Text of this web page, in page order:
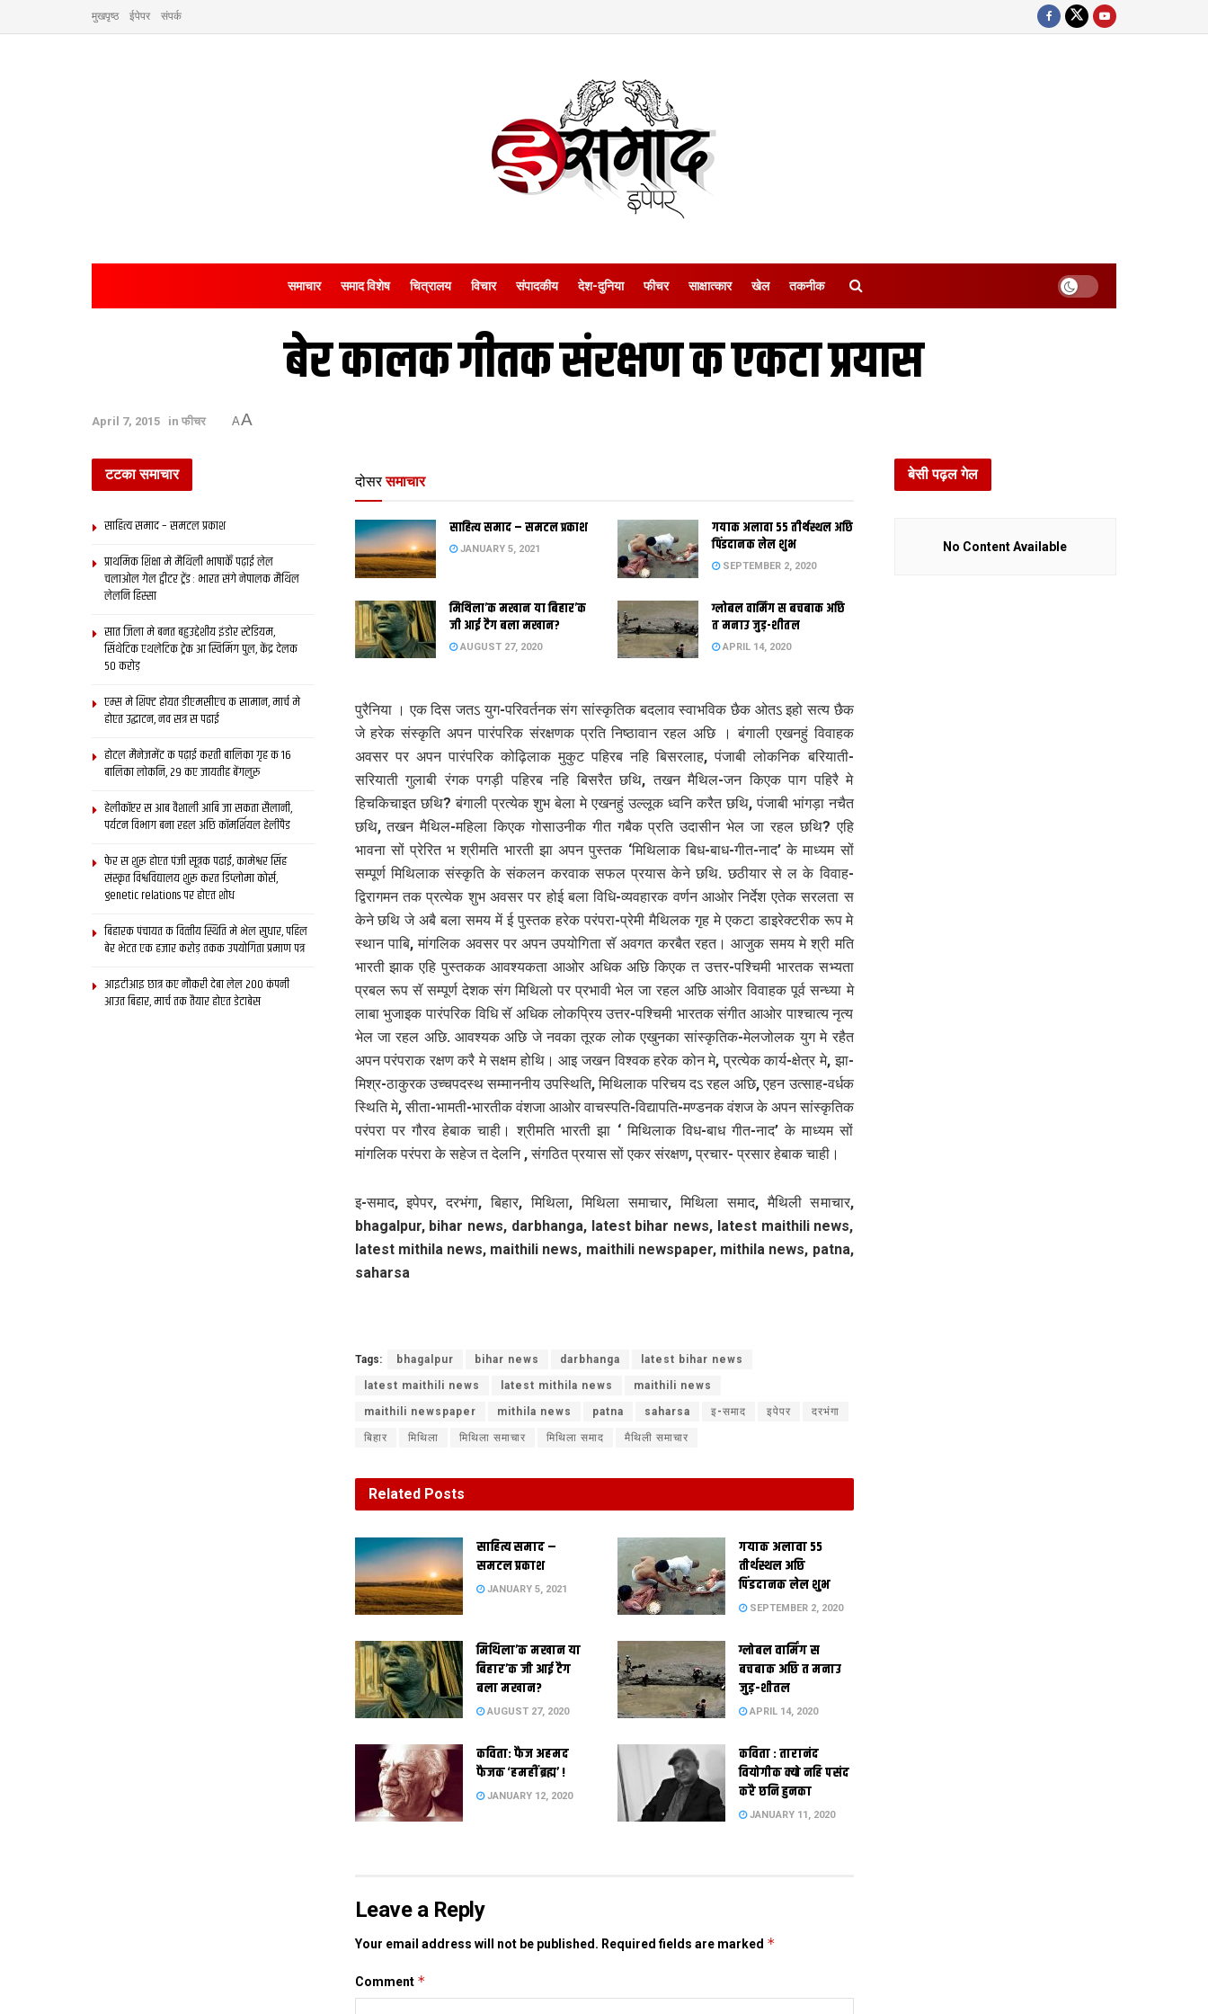
मुखपृष्ठ ईपेपर संपर्क
समाचार समाद विशेष चित्रालय विचार संपादकीय देश-दुनिया फीचर साक्षात्‍कार खेल तकनीक
बेर कालक गीतक संरक्षण क एकटा प्रयास
April 7, 2015 in फीचर AA
दोसर समाचार
साहित्य समाद – समटल प्रकाश
JANUARY 5, 2021
गयाक अलावा 55 तीर्थस्थल अछि
पिंडदानक लेल शुभ
SEPTEMBER 2, 2020
मिथिला’क मखान या बिहार’क
जी आई टैग बला मखान?
AUGUST 27, 2020
ग्लोबल वार्मिंग स बचबाक अछि
त मनाउ जुड़-शीतल
APRIL 14, 2020
पुरैनिया । एक दिस जतऽ युग-परिवर्तनक संग सांस्कृतिक बदलाव स्वाभविक छैक ओतऽ इहो सत्य छैक
जे हरेक संस्कृति अपन पारंपरिक संरक्षणक प्रति निष्ठावान रहल अछि । बंगाली एखनहुं विवाहक
अवसर पर अपन पारंपरिक कोढ़िलाक मुकुट पहिरब नहि बिसरलाह, पंजाबी लोकनिक बरियाती-
सरियाती गुलाबी रंगक पगड़ी पहिरब नहि बिसरैत छथि, तखन मैथिल-जन किएक पाग पहिरै मे
हिचकिचाइत छथि? बंगाली प्रत्येक शुभ बेला मे एखनहुं उल्लूक ध्वनि करैत छथि, पंजाबी भांगड़ा नचैत
छथि, तखन मैथिल-महिला किएक गोसाउनीक गीत गबैक प्रति उदासीन भेल जा रहल छथि? एहि
भावना सों प्रेरित भ श्रीमति भारती झा अपन पुस्तक ‘मिथिलाक बिध-बाध-गीत-नाद’ के माध्यम सों
सम्पूर्ण मिथिलाक संस्कृति के संकलन करवाक सफल प्रयास केने छथि. छठीयार से ल के विवाह-
द्विरागमन तक प्रत्येक शुभ अवसर पर होई बला विधि-व्यवहारक वर्णन आओर निर्देश एतेक सरलता स
केने छथि जे अबै बला समय में ई पुस्तक हरेक परंपरा-प्रेमी मैथिलक गृह मे एकटा डाइरेक्टरीक रूप मे
स्थान पाबि, मांगलिक अवसर पर अपन उपयोगिता सॅ अवगत करबैत रहत। आजुक समय मे श्री मति
भारती झाक एहि पुस्तकक आवश्यकता आओर अधिक अछि किएक त उत्तर-पश्चिमी भारतक सभ्यता
प्रबल रूप सॅ सम्पूर्ण देशक संग मिथिलो पर प्रभावी भेल जा रहल अछि आओर विवाहक पूर्व सन्ध्या मे
लाबा भुजाइक पारंपरिक विधि सॅ अधिक लोकप्रिय उत्तर-पश्चिमी भारतक संगीत आओर पाश्चात्य नृत्य
भेल जा रहल अछि. आवश्यक अछि जे नवका तूरक लोक एखुनका सांस्कृतिक-मेलजोलक युग मे रहैत
अपन परंपराक रक्षण करै मे सक्षम होथि। आइ जखन विश्वक हरेक कोन मे, प्रत्येक कार्य-क्षेत्र मे, झा-
मिश्र-ठाकुरक उच्चपदस्थ सम्माननीय उपस्थिति, मिथिलाक परिचय दऽ रहल अछि, एहन उत्साह-वर्धक
स्थिति मे, सीता-भामती-भारतीक वंशजा आओर वाचस्पति-विद्यापति-मण्डनक वंशज के अपन सांस्कृतिक
परंपरा पर गौरव हेबाक चाही। श्रीमति भारती झा ‘ मिथिलाक विध-बाध गीत-नाद’ के माध्यम सों
मांगलिक परंपरा के सहेज त देलनि , संगठित प्रयास सों एकर संरक्षण, प्रचार- प्रसार हेबाक चाही।
इ-समाद, इपेपर, दरभंगा, बिहार, मिथिला, मिथिला समाचार, मिथिला समाद, मैथिली समाचार,
bhagalpur, bihar news, darbhanga, latest bihar news, latest maithili news,
latest mithila news, maithili news, maithili newspaper, mithila news, patna,
saharsa
Tags: bhagalpur bihar news darbhanga latest bihar news
latest maithili news latest mithila news maithili news
maithili newspaper mithila news patna saharsa इ-समाद इपेपर दरभंगा
बिहार मिथिला मिथिला समाचार मिथिला समाद मैथिली समाचार
Related Posts
साहित्य समाद –
समटल प्रकाश
JANUARY 5, 2021
गयाक अलावा 55
तीर्थस्थल अछि
पिंडदानक लेल शुभ
SEPTEMBER 2, 2020
मिथिला’क मखान या
बिहार’क जी आई टैग
बला मखान?
AUGUST 27, 2020
ग्लोबल वार्मिंग स
बचबाक अछि त मनाउ
जुड़-शीतल
APRIL 14, 2020
कविता: फैज अहमद
फैजक ‘हमहीं ब्रह्म’ !
JANUARY 12, 2020
कविता : तारानंद
वियोगीक क्यो नहि पसंद
करै छनि हुनका
JANUARY 11, 2020
Leave a Reply
Your email address will not be published. Required fields are marked *
Comment *
टटका समाचार
साहित्य समाद – समटल प्रकाश
प्राथमिक शि‍क्षा मे मैथि‍ली भाषाकेँ पढ़ाई लेल
चलाओल गेल ट्वीटर ट्रेंड : भारत संगे नेपालक मैथिल
लेलनि हिस्सा
सात जिला मे बनत बहुउद्देशीय इंडोर स्‍टेडि‍यम,
सिंथेटिक एथलेटिक ट्रेक आ स्विमिंग पुल, केंद्र देलक
50 करोड़
एम्स मे शिफ्ट होयत डीएमसीएच क सामान, मार्च मे
होएत उद्घाटन, नव सत्र स पढाई
होटल मैनेजमेंट क पढ़ाई करती बालिका गृह क 16
बालिका लोकनि, 29 कए जायतीह बेंगलुरु
हेलीकॉप्टर स आब वैशाली आबि जा सकता सैलानी,
पर्यटन विभाग बना रहल अछि कॉमर्शियल हेलीपैड
फेर स शुरू होएत पंजी सूत्रक पढाई, कामेश्वर सिंह
संस्कृत विश्वविद्यालय शुरू करत डिप्लोमा कोर्स,
genetic relations पर होएत शोध
बिहारक पंचायत क वित्‍तीय स्थिति मे भेल सुधार, पहिल
बेर भेटत एक हजार करोड़ तकक उपयोगिता प्रमाण पत्र
आइटीआइ छात्र कए नौकरी देबा लेल 200 कंपनी
आउत बिहार, मार्च तक तैयार होएत डेटाबेस
बेसी पढ़ल गेल
No Content Available